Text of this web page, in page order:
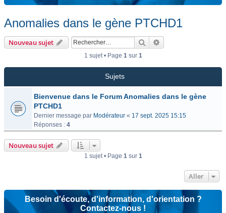
Anomalies dans le gène PTCHD1
Nouveau sujet Rechercher
1 sujet • Page 1sur 1
Sujets
Bienvenue dans le Forum Anomalies dans le gène
PTCHD1
Dernier message par Modérateur « 17 sept. 2025 15:15
Réponses : 4
Nouveau sujet
1 sujet • Page 1sur 1
Aller
Besoin d'écoute, d'information, d'orientation ?
Contactez-nous !